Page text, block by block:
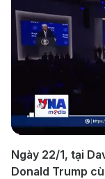
Ngày 22/1, tại
Donald Trump